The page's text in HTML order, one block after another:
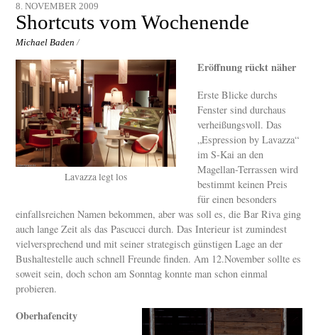
8. NOVEMBER 2009
Shortcuts vom Wochenende
Michael Baden /
Lavazza legt los
Eröffnung rückt näher
Erste Blicke durchs
Fenster sind durchaus
verheißungsvoll. Das
„Espression by Lavazza“
im S-Kai an den
Magellan-Terrassen wird
bestimmt keinen Preis
für einen besonders
einfallsreichen Namen bekommen, aber was soll es, die Bar Riva ging
auch lange Zeit als das Pascucci durch. Das Interieur ist zumindest
vielversprechend und mit seiner strategisch günstigen Lage an der
Bushaltestelle auch schnell Freunde finden. Am 12.November sollte es
soweit sein, doch schon am Sonntag konnte man schon einmal
probieren.
Oberhafencity